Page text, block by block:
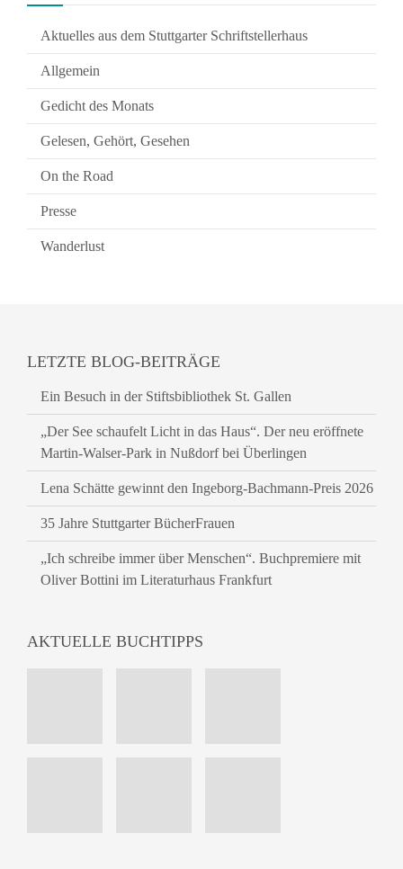
Aktuelles aus dem Stuttgarter Schriftstellerhaus
Allgemein
Gedicht des Monats
Gelesen, Gehört, Gesehen
On the Road
Presse
Wanderlust
LETZTE BLOG-BEITRÄGE
Ein Besuch in der Stiftsbibliothek St. Gallen
„Der See schaufelt Licht in das Haus“. Der neu eröffnete
Martin-Walser-Park in Nußdorf bei Überlingen
Lena Schätte gewinnt den Ingeborg-Bachmann-Preis 2026
35 Jahre Stuttgarter BücherFrauen
„Ich schreibe immer über Menschen“. Buchpremiere mit
Oliver Bottini im Literaturhaus Frankfurt
AKTUELLE BUCHTIPPS